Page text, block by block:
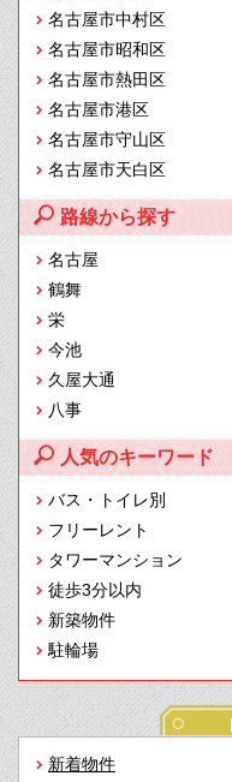
名古屋市中村区
名古屋市昭和区
名古屋市熱田区
名古屋市港区
名古屋市守山区
名古屋市天白区
路線から探す
名古屋
鶴舞
栄
今池
久屋大通
八事
人気のキーワード
バス・トイレ別
フリーレント
タワーマンション
徒歩3分以内
新築物件
駐輪場
新着物件